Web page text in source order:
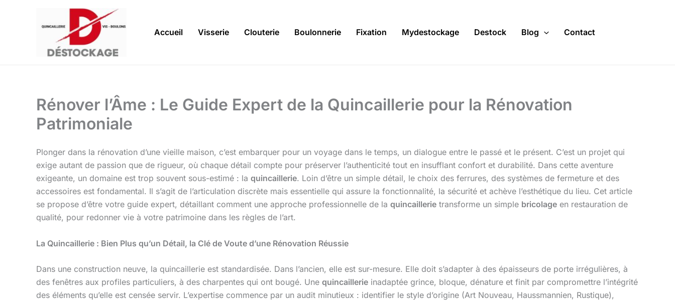
Accueil Visserie Clouterie Boulonnerie Fixation Mydestockage Destock Blog Contact
Rénover l’Âme : Le Guide Expert de la Quincaillerie pour la Rénovation
Patrimoniale
Plonger dans la rénovation d’une vieille maison, c’est embarquer pour un voyage dans le temps, un dialogue entre le passé et le présent. C’est un projet qui
exige autant de passion que de rigueur, où chaque détail compte pour préserver l’authenticité tout en insufflant confort et durabilité. Dans cette aventure
exigeante, un domaine est trop souvent sous-estimé : la quincaillerie. Loin d’être un simple détail, le choix des ferrures, des systèmes de fermeture et des
accessoires est fondamental. Il s’agit de l’articulation discrète mais essentielle qui assure la fonctionnalité, la sécurité et achève l’esthétique du lieu. Cet article
se propose d’être votre guide expert, détaillant comment une approche professionnelle de la quincaillerie transforme un simple bricolage en restauration de
qualité, pour redonner vie à votre patrimoine dans les règles de l’art.
La Quincaillerie : Bien Plus qu’un Détail, la Clé de Voute d’une Rénovation Réussie
Dans une construction neuve, la quincaillerie est standardisée. Dans l’ancien, elle est sur-mesure. Elle doit s’adapter à des épaisseurs de porte irrégulières, à
des fenêtres aux profiles particuliers, à des charpentes qui ont bougé. Une quincaillerie inadaptée grince, bloque, dénature et finit par compromettre l’intégrité
des éléments qu’elle est censée servir. L’expertise commence par un audit minutieux : identifier le style d’origine (Art Nouveau, Haussmannien, Rustique),